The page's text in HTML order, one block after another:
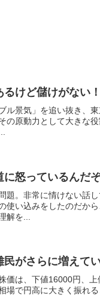
けど儲けがない！
ル景気」を追い抜き、
の原動力として大きな
怒っているんだぞ
題。非常に情けない話
使い込みをしたのだか
解を...
がさらに増えて
価は、下値16000円、
場で円高に大きく振れ